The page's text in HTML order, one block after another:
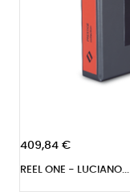
409,84 €
REEL ONE - LUCIANO...